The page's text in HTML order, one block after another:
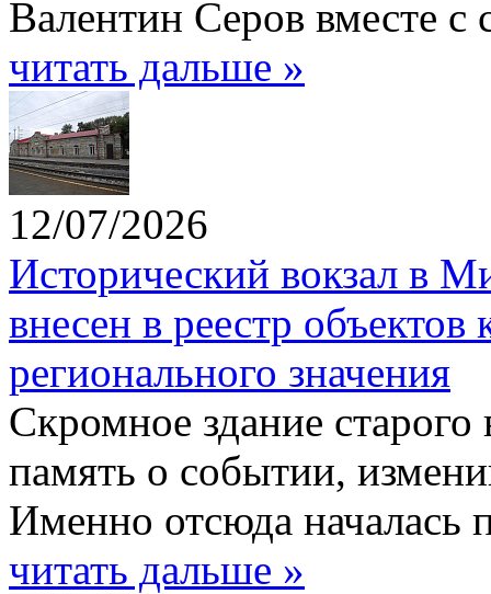
Валентин Серов вместе с
читать дальше »
12/07/2026
Исторический вокзал в
внесен в реестр объектов
регионального значения
Скромное здание
память о событии,
Именно отсюда началась
читать дальше »